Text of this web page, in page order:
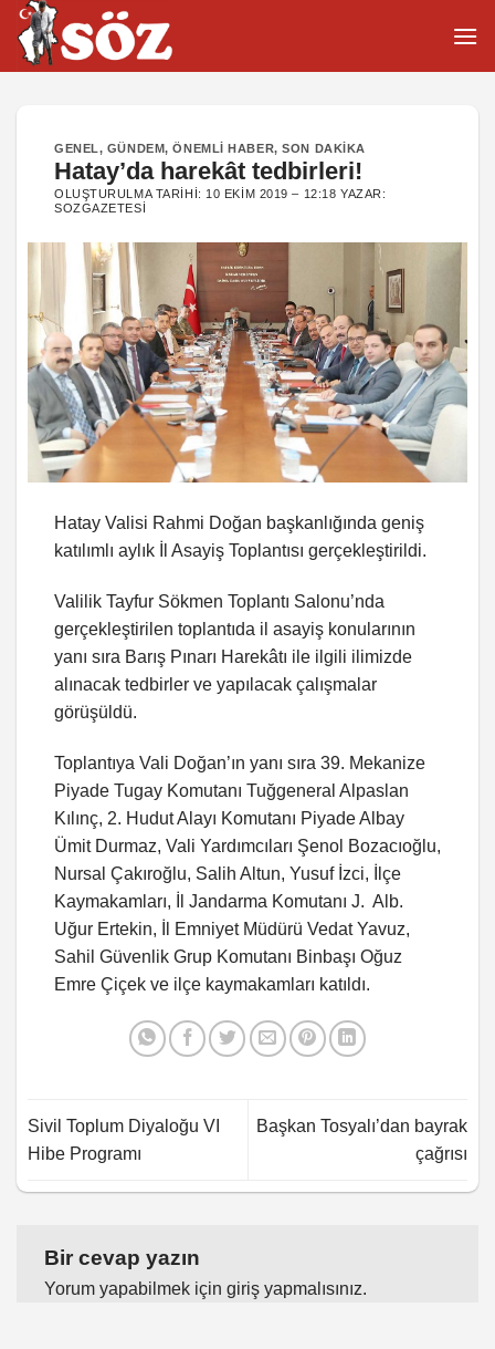
İçeriğe
atla
GENEL, GÜNDEM,ÖNEMLI HABER,SON DAKIKA
Hatay’da harekât tedbirleri!
OLUŞTURULMA TARIHI: 10 EKIM 2019 – 12:18 YAZAR:
SOZGAZETESI
Hatay Valisi Rahmi Doğan başkanlığında geniş
katılımlı aylık İl Asayiş Toplantısı gerçekleştirildi.
Valilik Tayfur Sökmen Toplantı Salonu’nda
gerçekleştirilen toplantıda il asayiş konularının
yanı sıra Barış Pınarı Harekâtı ile ilgili ilimizde
alınacak tedbirler ve yapılacak çalışmalar
görüşüldü.
Toplantıya Vali Doğan’ın yanı sıra 39. Mekanize
Piyade Tugay Komutanı Tuğgeneral Alpaslan
Kılınç, 2. Hudut Alayı Komutanı Piyade Albay
Ümit Durmaz, Vali Yardımcıları Şenol Bozacıoğlu,
Nursal Çakıroğlu, Salih Altun, Yusuf İzci, İlçe
Kaymakamları, İl Jandarma Komutanı J. Alb.
Uğur Ertekin, İl Emniyet Müdürü Vedat Yavuz,
Sahil Güvenlik Grup Komutanı Binbaşı Oğuz
Emre Çiçek ve ilçe kaymakamları katıldı.
Sivil Toplum Diyaloğu VI
Hibe Programı
Başkan Tosyalı’dan bayrak
çağrısı
Bir cevap yazın
Yorum yapabilmek için giriş yapmalısınız.